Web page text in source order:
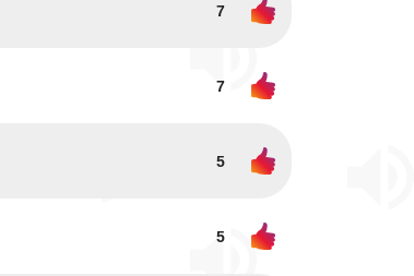
7
7
5
5